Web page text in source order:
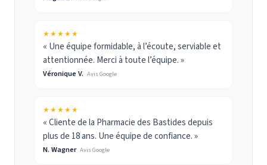
★★★★★
« Une équipe formidable, à l’écoute, serviable et
attentionnée. Merci à toute l’équipe. »
Véronique V. Avis Google
★★★★★
« Cliente de la Pharmacie des Bastides depuis
plus de 18 ans. Une équipe de confiance. »
N. Wagner Avis Google